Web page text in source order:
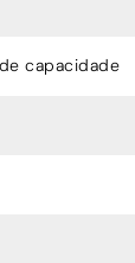
capacidade